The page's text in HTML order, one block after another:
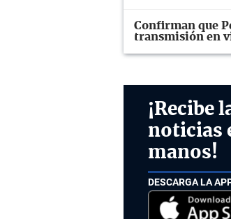
Confirman que
transmisión en
¡Recibe
noticias
manos!
DESCARGA LA